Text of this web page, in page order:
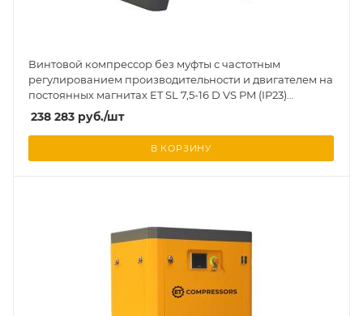
Винтовой компрессор без муфты с частотным
регулированием производительности и двигателем на
постоянных магнитах ET SL 7,5-16 D VS PM (IP23)
вертикальное исполнение на ресивере 130 л
238 283 руб./шт
В КОРЗИНУ